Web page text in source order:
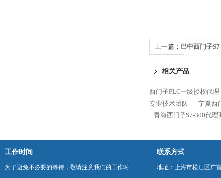
上一篇： 巴中西门子
相关产品
西门子PLC一级授权代理
专业技术团队
宁夏西
青海西门子S7-300代理
工作时间
为了避免不必要的等待，敬请注意我们的工作时
联系方式
地址：上海市松江区广